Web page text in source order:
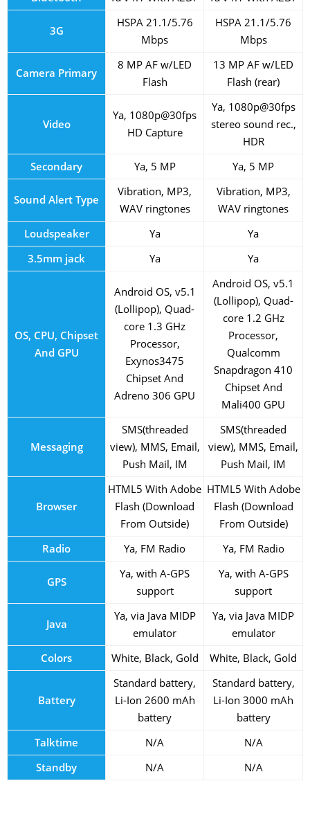
3G
HSPA 21.1/5.76
Mbps
HSPA 21.1/5.76
Mbps
Camera Primary
8 MP AF w/LED
Flash
13 MP AF w/LED
Flash (rear)
Video
Ya, 1080p@30fps
HD Capture
Ya, 1080p@30fps
stereo sound rec.,
HDR
Secondary
Ya, 5 MP Ya, 5 MP
Sound Alert Type
Vibration, MP3,
WAV ringtones
Vibration, MP3,
WAV ringtones
Loudspeaker
Ya
Ya
3.5mm jack
Ya Ya
OS, CPU, Chipset
And GPU
Android OS, v5.1
(Lollipop), Quad-
core 1.3 GHz
Processor,
Exynos3475
Chipset And
Adreno 306 GPU
Android OS, v5.1
(Lollipop), Quad-
core 1.2 GHz
Processor,
Qualcomm
Snapdragon 410
Chipset And
Mali400 GPU
Messaging
SMS(threaded
view), MMS, Email,
Push Mail, IM
SMS(threaded
view), MMS, Email,
Push Mail, IM
Browser
HTML5 With Adobe
Flash (Download
From Outside)
HTML5 With Adobe
Flash (Download
From Outside)
Radio
Ya, FM Radio Ya, FM Radio
GPS
Ya, with A-GPS
support
Ya, with A-GPS
support
Java
Ya, via Java MIDP
emulator
Ya, via Java MIDP
emulator
Colors
White, Black, Gold White, Black, Gold
Battery
Standard battery,
Li-Ion 2600 mAh
battery
Standard battery,
Li-Ion 3000 mAh
battery
Talktime
N/A
N/A
Standby
N/A N/A